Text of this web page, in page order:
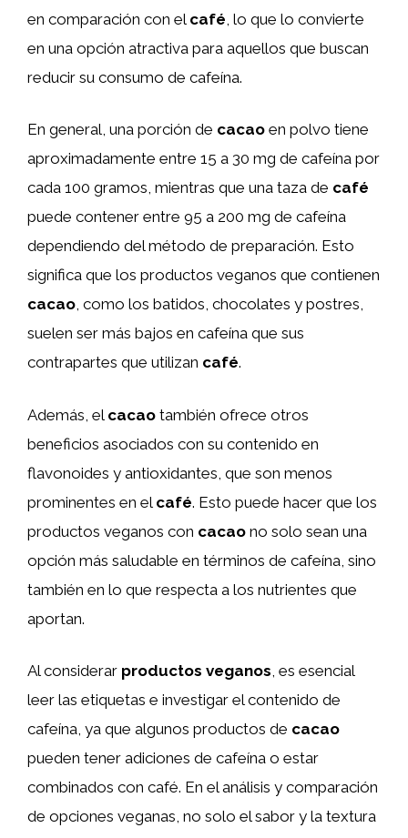
en comparación con el café , lo que lo convierte
en una opción atractiva para aquellos que buscan
reducir su consumo de cafeína.
En general, una porción de cacao en polvo tiene
aproximadamente entre 15 a 30 mg de cafeína por
cada 100 gramos, mientras que una taza de café
puede contener entre 95 a 200 mg de cafeína
dependiendo del método de preparación. Esto
significa que los productos veganos que contienen
cacao, como los batidos, chocolates y postres,
suelen ser más bajos en cafeína que sus
contrapartes que utilizan café.
Además, el cacao también ofrece otros
beneficios asociados con su contenido en
flavonoides y antioxidantes, que son menos
prominentes en el café. Esto puede hacer que los
productos veganos con cacao no solo sean una
opción más saludable en términos de cafeína, sino
también en lo que respecta a los nutrientes que
aportan.
Al considerar productos veganos, es esencial
leer las etiquetas e investigar el contenido de
cafeína, ya que algunos productos de cacao
pueden tener adiciones de cafeína o estar
combinados con café. En el análisis y comparación
de opciones veganas, no solo el sabor y la textura